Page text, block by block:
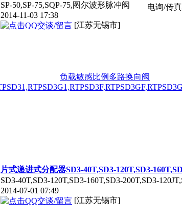
SP-50,SP-75,SQP-75,图尔波形脉冲阀
2014-11-03 17:38
[江苏无锡市]
电询/传真
片式递进式分配器SD3-40T,SD3-120T,SD3-
SD3-40T,SD3-120T,SD3-160T,SD3-200T,SD3-
2014-07-01 07:49
[江苏无锡市]